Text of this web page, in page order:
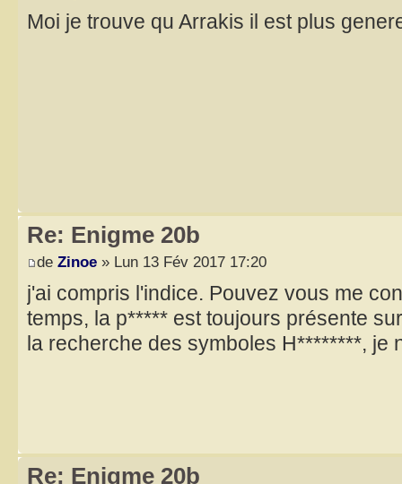
Moi je trouve qu Arrakis il est plus
Re: Enigme 20b
de Zinoe » Lun 13 Fév 2017 17:20
j'ai compris l'indice. Pouvez vous me
temps, la p***** est toujours présente
la recherche des symboles H********, je
Re: Enigme 20b